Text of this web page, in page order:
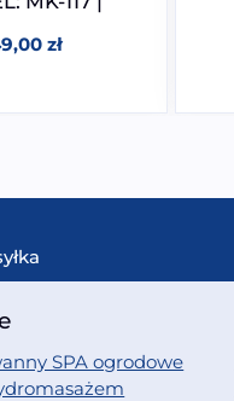
zł
SPA ogrodowe